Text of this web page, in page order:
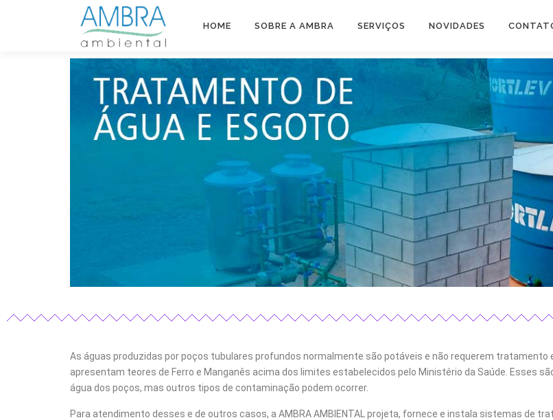
HOME SOBRE A AMBRA SERVIÇOS NOVIDADES
As águas produzidas por poços tubulares profundos normalmente são potáveis e não requerem
apresentam teores de Ferro e Manganês acima dos limites estabelecidos pelo Ministério da Saúde. Esses
água dos poços, mas outros tipos de contaminação podem ocorrer.
Para atendimento desses e de outros casos, a AMBRA AMBIENTAL projeta, fornece e instala sistemas de